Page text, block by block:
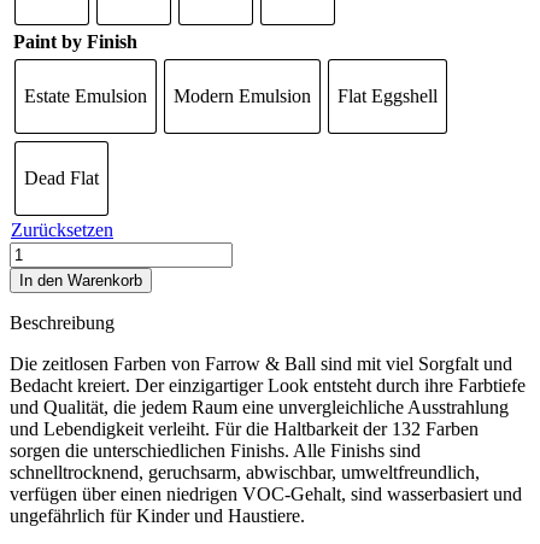
Paint by Finish
Estate Emulsion Modern Emulsion Flat Eggshell
Dead Flat
Zurücksetzen
French
Gray
No.
18
In den Warenkorb
Beschreibung
Die zeitlosen Farben von Farrow & Ball sind mit viel Sorgfalt und
Bedacht kreiert. Der einzigartiger Look entsteht durch ihre Farbtiefe
und Qualität, die jedem Raum eine unvergleichliche Ausstrahlung
und Lebendigkeit verleiht. Für die Haltbarkeit der 132 Farben
sorgen die unterschiedlichen Finishs. Alle Finishs sind
schnelltrocknend, geruchsarm, abwischbar, umweltfreundlich,
verfügen über einen niedrigen VOC-Gehalt, sind wasserbasiert und
ungefährlich für Kinder und Haustiere.